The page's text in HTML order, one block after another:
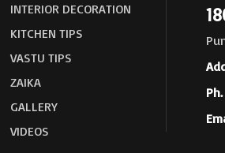
INTERIOR DECORATION
KITCHEN TIPS
VASTU TIPS
ZAIKA
GALLERY
VIDEOS
Ph.